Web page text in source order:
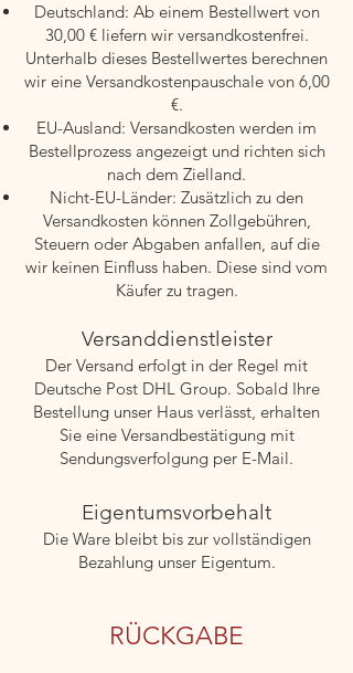
Deutschland: Ab einem Bestellwert von
30,00 € liefern wir versandkostenfrei.
Unterhalb dieses Bestellwertes berechnen
wir eine Versandkostenpauschale von 6,00
€.
EU-Ausland: Versandkosten werden im
Bestellprozess angezeigt und richten sich
nach dem Zielland.
Nicht-EU-Länder: Zusätzlich zu den
Versandkosten können Zollgebühren,
Steuern oder Abgaben anfallen, auf die
wir keinen Einfluss haben. Diese sind vom
Käufer zu tragen.
Versanddienstleister
Der Versand erfolgt in der Regel mit
Deutsche Post DHL Group. Sobald Ihre
Bestellung unser Haus verlässt, erhalten
Sie eine Versandbestätigung mit
Sendungsverfolgung per E-Mail.
Eigentumsvorbehalt
Die Ware bleibt bis zur vollständigen
Bezahlung unser Eigentum.
RÜCKGABE